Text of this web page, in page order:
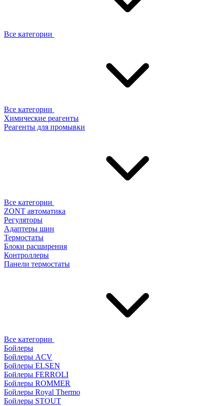
Все категории
Все категории
Химические реагенты
Реагенты для промывки
Все категории
ZONT автоматика
Регуляторы
Адаптеры шин
Термостаты
Блоки расширения
Контроллеры
Панели термостаты
Все категории
Бойлеры
Бойлеры ACV
Бойлеры ELSEN
Бойлеры FERROLI
Бойлеры ROMMER
Бойлеры Royal Thermo
Бойлеры STOUT